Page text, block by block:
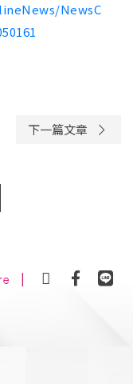
NewsC
下一篇文章